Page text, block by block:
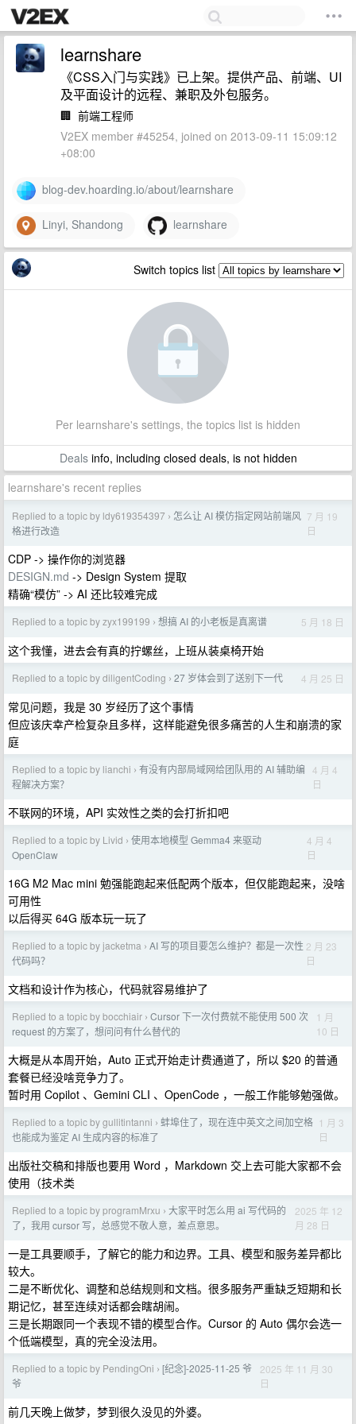
learnshare
《CSS入门与实践》已上架。提供产品、前端、UI
及平面设计的远程、兼职及外包服务。
🏢 前端工程师
V2EX member #45254, joined on 2013-09-11 15:09:12
+08:00
blog-dev.hoarding.io/about/learnshare
Linyi, Shandong learnshare
Switch topics list
Per learnshare's settings, the topics list is hidden
Dealsinfo, including closed deals, is not hidden
learnshare's recent replies
Replied to a topic by ldy619354397 › 怎么让 AI 模仿指定网站前端风
格进行改造
7 月 19
日
CDP -> 操作你的浏览器
DESIGN.md -> Design System 提取
精确“模仿” -> AI 还比较难完成
Replied to a topic by zyx199199 › 想搞 AI 的小老板是真离谱 5 月 18 日
这个我懂，进去会有真的拧螺丝，上班从装桌椅开始
Replied to a topic by diligentCoding › 27 岁体会到了送别下一代 4 月 25 日
常见问题，我是 30 岁经历了这个事情
但应该庆幸产检复杂且多样，这样能避免很多痛苦的人生和崩溃的家
庭
Replied to a topic by lianchi › 有没有内部局域网给团队用的 AI 辅助编
程解决方案？
4 月 4
日
不联网的环境，API 实效性之类的会打折扣吧
Replied to a topic by Livid › 使用本地模型 Gemma4 来驱动
OpenClaw
4 月 4
日
16G M2 Mac mini 勉强能跑起来低配两个版本，但仅能跑起来，没啥
可用性
以后得买 64G 版本玩一玩了
Replied to a topic by jacketma › AI 写的项目要怎么维护？都是一次性
代码吗？
2 月 23
日
文档和设计作为核心，代码就容易维护了
Replied to a topic by bocchiair › Cursor 下一次付费就不能使用 500 次
request 的方案了，想问问有什么替代的
1 月
10 日
大概是从本周开始，Auto 正式开始走计费通道了，所以 $20 的普通
套餐已经没啥竞争力了。
暂时用 Copilot 、Gemini CLI 、OpenCode ，一般工作能够勉强做。
Replied to a topic by gullitintanni › 蚌埠住了，现在连中英文之间加空格
也能成为鉴定 AI 生成内容的标准了
1 月 3
日
出版社交稿和排版也要用 Word ，Markdown 交上去可能大家都不会
使用（技术类
Replied to a topic by programMrxu › 大家平时怎么用 ai 写代码的
了，我用 cursor 写，总感觉不敬人意，差点意思。
2025 年 12
月 28 日
一是工具要顺手，了解它的能力和边界。工具、模型和服务差异都比
较大。
二是不断优化、调整和总结规则和文档。很多服务严重缺乏短期和长
期记忆，甚至连续对话都会瞎胡闹。
三是长期跟同一个表现不错的模型合作。Cursor 的 Auto 偶尔会选一
个低端模型，真的完全没法用。
Replied to a topic by PendingOni › [纪念]-2025-11-25 爷
爷
2025 年 11 月 30
日
前几天晚上做梦，梦到很久没见的外婆。